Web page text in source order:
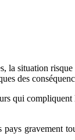
la situation
des
qui
gravement